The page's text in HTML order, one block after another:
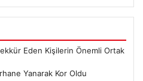
Eden Kişilerin Önemli Ortak
Yanarak Kor Oldu